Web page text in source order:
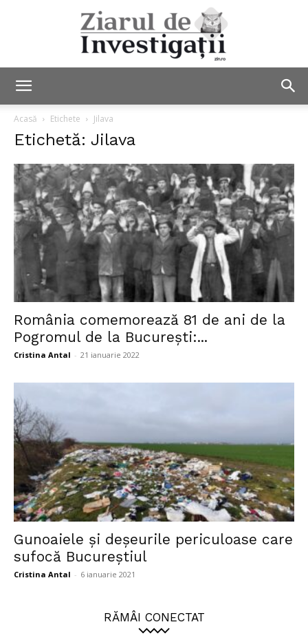
Investigații
Acasă Etichete Jilava
Etichetă: Jilava
România comemorează 81 de ani de la
Pogromul de la București:...
Cristina Antal - 21 ianuarie 2022
Gunoaiele și deșeurile periculoase care
sufocă Bucureștiul
Cristina Antal - 6 ianuarie 2021
RĂMÂI CONECTAT